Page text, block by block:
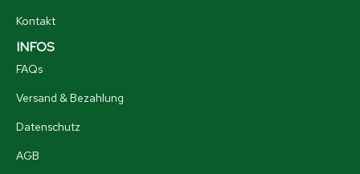
Kontakt
INFOS
FAQs
Versand & Bezahlung
Datenschutz
AGB